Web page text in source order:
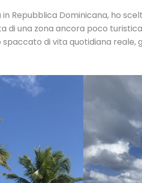
Repubblica Dominicana, ho
di una zona ancora poco
di vita quotidiana